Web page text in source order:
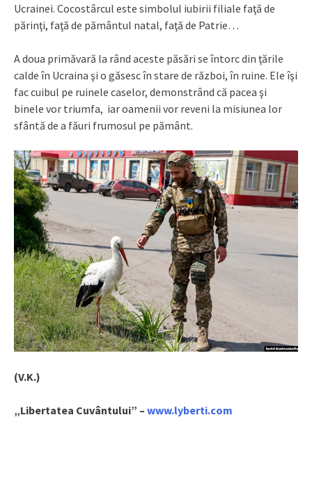
Ucrainei. Cocostârcul este simbolul iubirii filiale faţă de
părinţi, faţă de pământul natal, faţă de Patrie…
A doua primăvară la rând aceste păsări se întorc din ţările
calde în Ucraina şi o găsesc în stare de război, în ruine. Ele îşi
fac cuibul pe ruinele caselor, demonstrând că pacea şi
binele vor triumfa, iar oamenii vor reveni la misiunea lor
sfântă de a făuri frumosul pe pământ.
(V.K.)
„Libertatea Cuvântului” – www.lyberti.com